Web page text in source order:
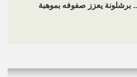
برشلونة يعزز صفوفه بموهبة